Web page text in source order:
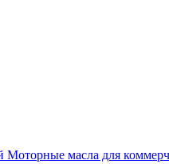
Моторные масла для